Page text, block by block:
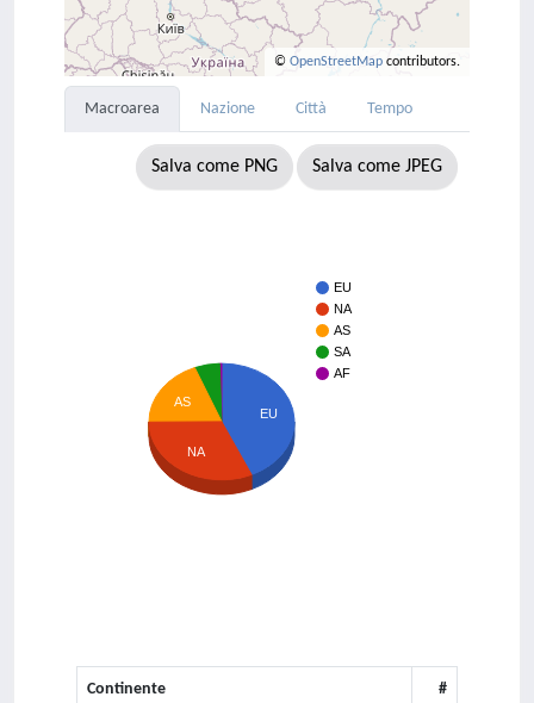
© OpenStreetMap contributors.
Macroarea Nazione Città Tempo
Salva come PNG Salva come JPEG
EU
NA
AS
SA
AF
EU
AS
NA
Continente #